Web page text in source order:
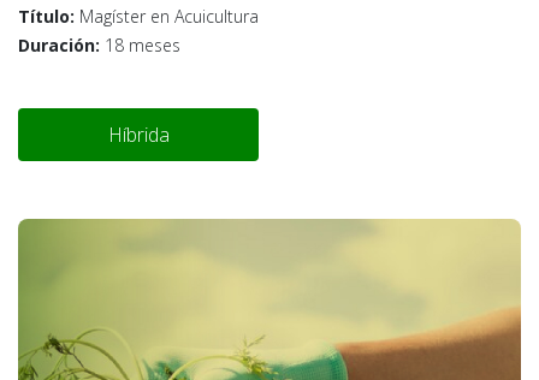
Título: Magíster en Acuicultura
Duración: 18 meses
Híbrida